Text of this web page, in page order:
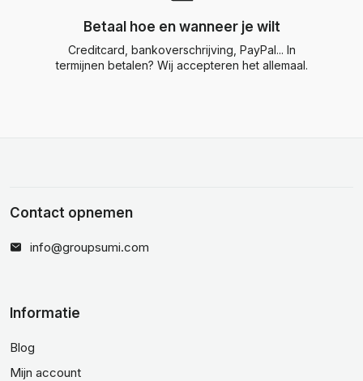
Betaal hoe en wanneer je wilt
Creditcard, bankoverschrijving, PayPal... In
termijnen betalen? Wij accepteren het allemaal.
Contact opnemen
info@groupsumi.com
Informatie
Blog
Mijn account